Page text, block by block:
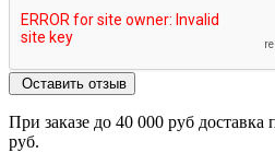
Оставить отзыв
При заказе до 40 000 руб доставка
руб.